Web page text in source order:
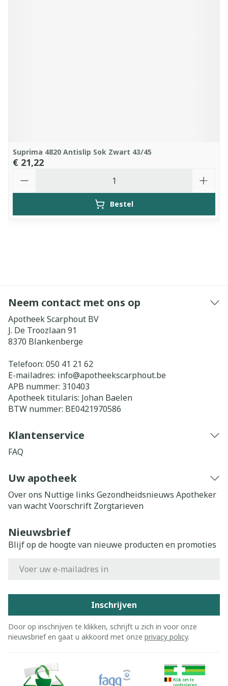
Suprima 4820 Antislip Sok Zwart 43/45
€ 21,22
Bestel
Neem contact met ons op
Apotheek Scarphout BV
J. De Troozlaan 91
8370 Blankenberge
Telefoon: 050 41 21 62
E-mailadres: info@apotheekscarphout.be
APB nummer: 310403
Apotheek titularis: Johan Baelen
BTW nummer: BE0421970586
Klantenservice
FAQ
Uw apotheek
Over ons Nuttige links Gezondheidsnieuws Apotheker
van wachtVoorschrift Zorgtarieven
Nieuwsbrief
Blijf op de hoogte van nieuwe producten en promoties
Inschrijven
Door op inschrijven te klikken, schrijft u zich in voor onze
nieuwsbrief en gaat u akkoord met onze privacy policy.